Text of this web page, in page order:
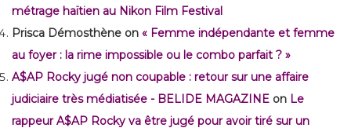
métrage haïtien au Nikon Film Festival
Prisca Démosthène on « Femme indépendante et femme
au foyer : la rime impossible ou le combo parfait ? »
A$AP Rocky jugé non coupable : retour sur une affaire
judiciaire très médiatisée - BELIDE MAGAZINE on Le
rappeur A$AP Rocky va être jugé pour avoir tiré sur un